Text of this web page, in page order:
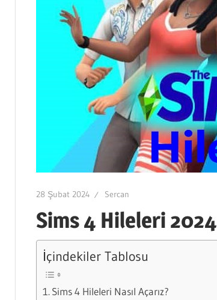
28 Şubat 2024 Sercan
Sims 4 Hileleri 2024
İçindekiler Tablosu
Sims 4 Hileleri Nasıl Açarız?